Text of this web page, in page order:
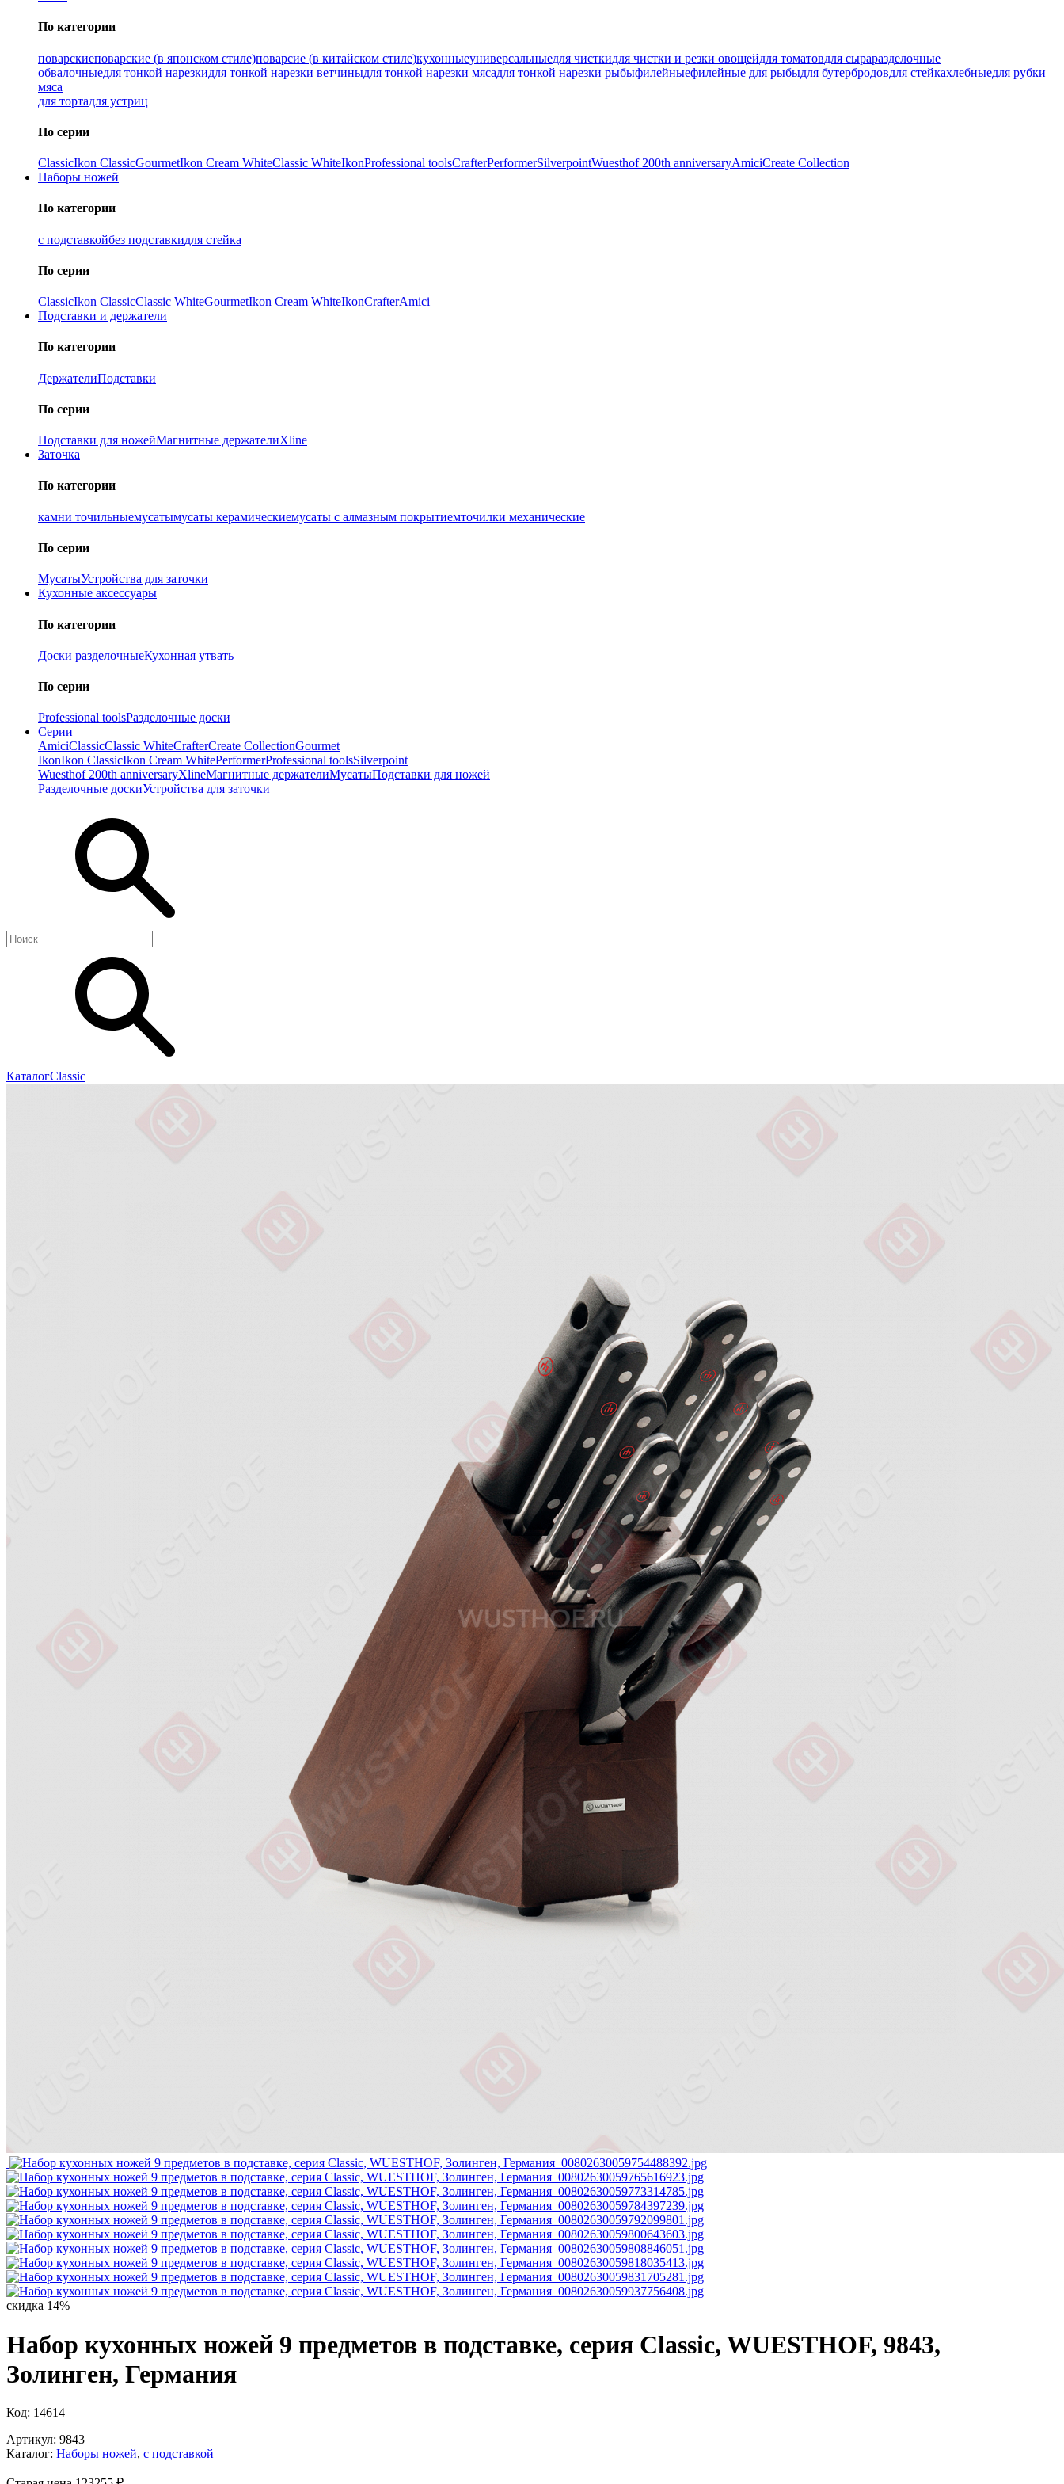
По категории
поварскиеповарские (в японском стиле)поварсие (в китайском стиле)кухонныеуниверсальныедля чисткидля чистки и резки овощейдля томатовдля сыраразделочные
обвалочныедля тонкой нарезкидля тонкой нарезки ветчиныдля тонкой нарезки мясадля тонкой нарезки рыбыфилейныефилейные для рыбыдля бутербродовдля стейкахлебныедля рубки
мяса
для тортадля устриц
По серии
ClassicIkon ClassiсGourmetIkon Cream WhiteClassic WhiteIkonProfessional toolsCrafterPerformerSilverpointWuesthof 200th anniversaryAmiciCreate Collection
Наборы ножей
По категории
с подставкойбез подставкидля стейка
По серии
ClassicIkon ClassiсClassic WhiteGourmetIkon Cream WhiteIkonCrafterAmici
Подставки и держатели
По категории
ДержателиПодставки
По серии
Подставки для ножейМагнитные держателиXline
Заточка
По категории
камни точильныемусатымусаты керамическиемусаты с алмазным покрытиемточилки механические
По серии
МусатыУстройства для заточки
Кухонные аксессуары
По категории
Доски разделочныеКухонная утвать
По серии
Professional toolsРазделочные доски
Серии
AmiciClassicClassic WhiteCrafterCreate CollectionGourmet
IkonIkon ClassiсIkon Cream WhitePerformerProfessional toolsSilverpoint
Wuesthof 200th anniversaryXlineМагнитные держателиМусатыПодставки для ножей
Разделочные доскиУстройства для заточки
КаталогClassic
скидка 14%
Набор кухонных ножей 9 предметов в подставке, серия Classic, WUESTHOF, 9843,
Золинген, Германия
Код: 14614
Артикул: 9843
Каталог: Наборы ножей, с подставкой